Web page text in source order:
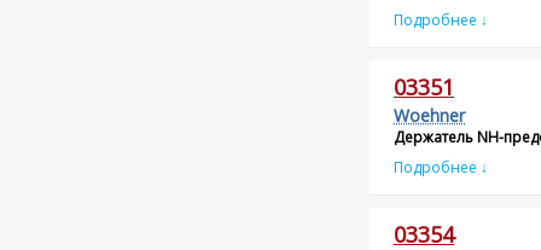
Подробнее ↓
03351
Woehner
Держатель NH-
Подробнее ↓
03354